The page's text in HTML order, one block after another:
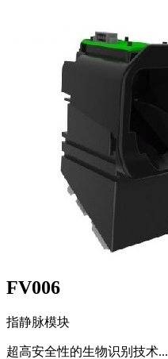
FV006
指静脉模块
超高安全性的生物识别技术...